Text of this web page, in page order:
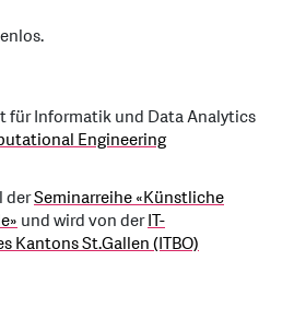
für Informatik und Data Analytics
Engineering
derSeminarreihe «Künstliche
und wird von derIT-
Kantons St.Gallen (ITBO)